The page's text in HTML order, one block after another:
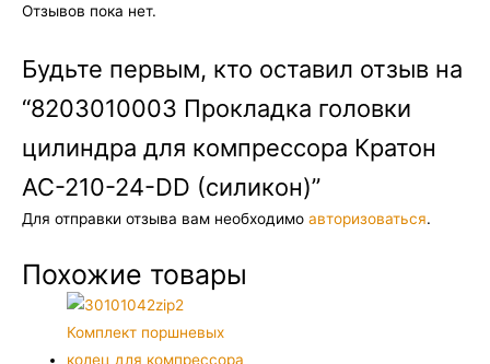
Отзывов пока нет.
Будьте первым, кто оставил отзыв на
“8203010003 Прокладка головки
цилиндра для компрессора Кратон
AC-210-24-DD (силикон)”
Для отправки отзыва вам необходимо авторизоваться.
Похожие товары